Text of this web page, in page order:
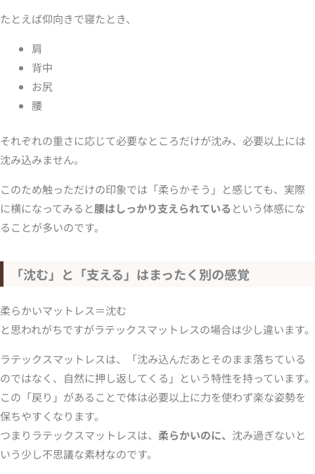
たとえば仰向きで寝たとき、
肩
背中
お尻
腰
それぞれの重さに応じて必要なところだけが沈み、必要以上には
沈み込みません。
このため触っただけの印象では「柔らかそう」と感じても、実際
に横になってみると腰はしっかり支えられている という体感にな
ることが多いのです。
「沈む」と「支える」はまったく別の感覚
柔らかいマットレス＝沈む
と思われがちですがラテックスマットレスの場合は少し違います。
ラテックスマットレスは、「沈み込んだあとそのまま落ちている
のではなく、自然に押し返してくる」という特性を持っています。
この「戻り」があることで体は必要以上に力を使わず楽な姿勢を
保ちやすくなります。
つまりラテックスマットレスは、 柔らかいのに、 沈み過ぎないと
いう少し不思議な素材なのです。